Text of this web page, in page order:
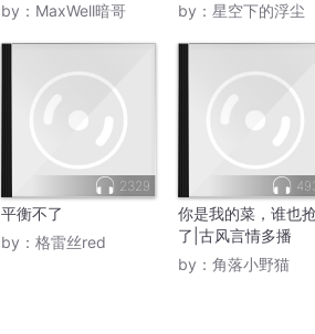
by： MaxWell暗哥
by： 星空下的浮尘
2329
平衡不了
by： 格雷丝red
你是我的菜，谁也
了|古风言情多播
by： 角落小野猫